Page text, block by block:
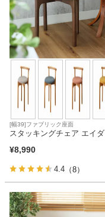
[幅39]ファブリック座面
スタッキングチェア エイダ
¥8,990
4.4 （8）